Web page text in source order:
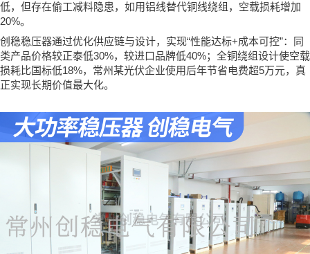
低，但存在偷工减料隐患，如用铝线替代铜线绕组，空载损耗增加
20%。
创稳稳压器通过优化供应链与设计，实现“性能达标+成本可控”：同
类产品价格较正泰低30%，较进口品牌低40%；全铜绕组设计使空载
损耗比国标低18%，常州某光伏企业使用后年节省电费超5万元，真
正实现长期价值最大化。